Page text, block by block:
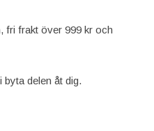
fri frakt över 999 kr och
delen åt dig.